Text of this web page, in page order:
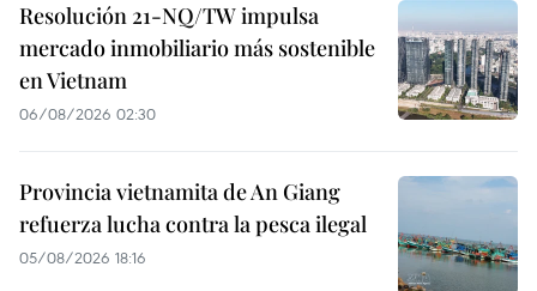
Resolución 21-NQ/TW impulsa
mercado inmobiliario más sostenible
en Vietnam
06/08/2026 02:30
Provincia vietnamita de An Giang
refuerza lucha contra la pesca ilegal
05/08/2026 18:16